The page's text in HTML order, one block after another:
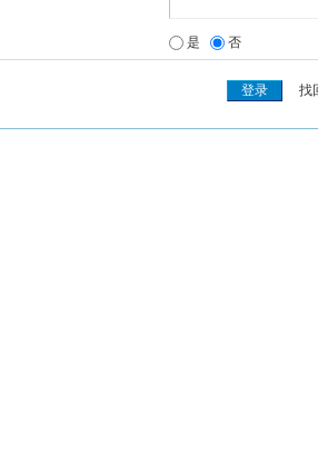
是 否
找